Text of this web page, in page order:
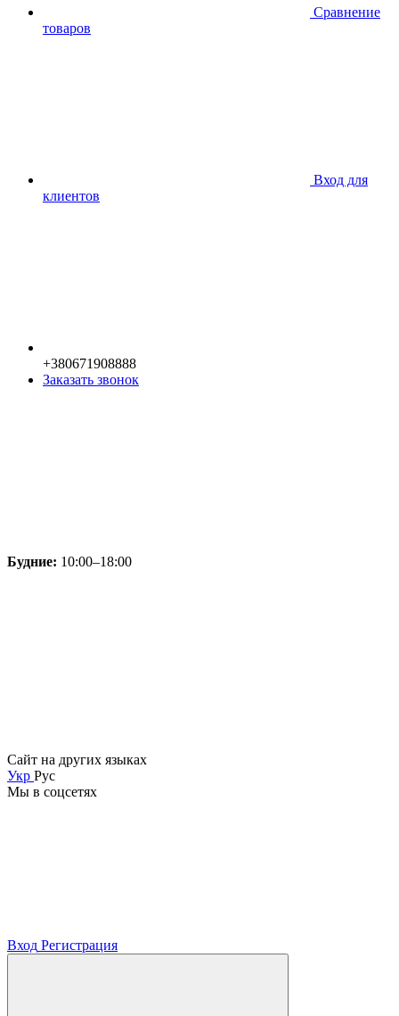
Сравнение
товаров
Вход для
клиентов
+380671908888
Заказать звонок
Будние: 10:00–18:00
Сайт на других языках
Укр Рус
Мы в соцсетях
Вход Регистрация